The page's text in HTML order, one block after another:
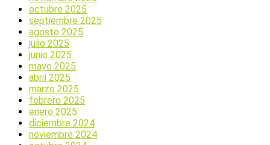
octubre 2025
septiembre 2025
agosto 2025
julio 2025
junio 2025
mayo 2025
abril 2025
marzo 2025
febrero 2025
enero 2025
diciembre 2024
noviembre 2024